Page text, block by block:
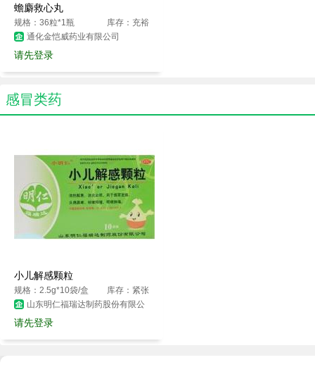
蟾麝救心丸
规格：36粒*1瓶
库存：充裕
通化金恺威药业有限公司
请先登录
感冒类药
小儿解感颗粒
规格：2.5g*10袋/盒
库存：紧张
山东明仁福瑞达制药股份有限公
司
请先登录